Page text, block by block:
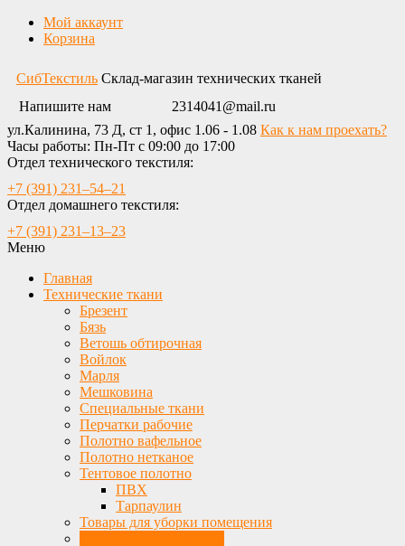
Мой аккаунт
Корзина
СибТекстиль Склад-магазин технических тканей
Напишите нам
2314041@mail.ru
ул.Калинина, 73 Д, ст 1, офис 1.06 - 1.08 Как к нам проехать?
Часы работы: Пн-Пт с 09:00 до 17:00
Отдел технического текстиля:
+7 (391) 231‒54‒21
Отдел домашнего текстиля:
+7 (391) 231‒13‒23
Меню
Главная
Технические ткани
Брезент
Бязь
Ветошь обтирочная
Войлок
Марля
Мешковина
Специальные ткани
Перчатки рабочие
Полотно вафельное
Полотно нетканое
Тентовое полотно
ПВХ
Тарпаулин
Товары для уборки помещения